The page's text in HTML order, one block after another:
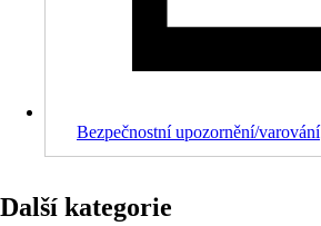
Bezpečnostní upozornění/varování
Další kategorie